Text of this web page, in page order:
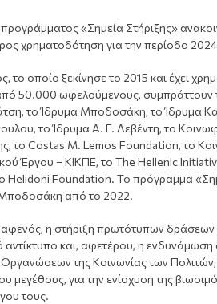
«Σημεία Στήριξης»
χρηματοδότηση για την περίοδο
οποίο ξεκίνησε το 2015 και έχει
50.000 ωφελούμενους, συμπράττουν
το Ίδρυμα Μποδοσάκη, το Ίδρυμα
το Ίδρυμα Α. Γ. Λεβέντη, το
το Costas M. Lemos Foundation, το
Έργου – ΚΙΚΠΕ, το The Hellenic
Helidoni Foundation. Το πρόγραμμα
Μποδοσάκη από το 2022.
αφενός, η στήριξη πρωτότυπων δράσεων
αντίκτυπο και, αφετέρου, η
της Κοινωνίας των
μεγέθους, για την ενίσχυση της
τους.